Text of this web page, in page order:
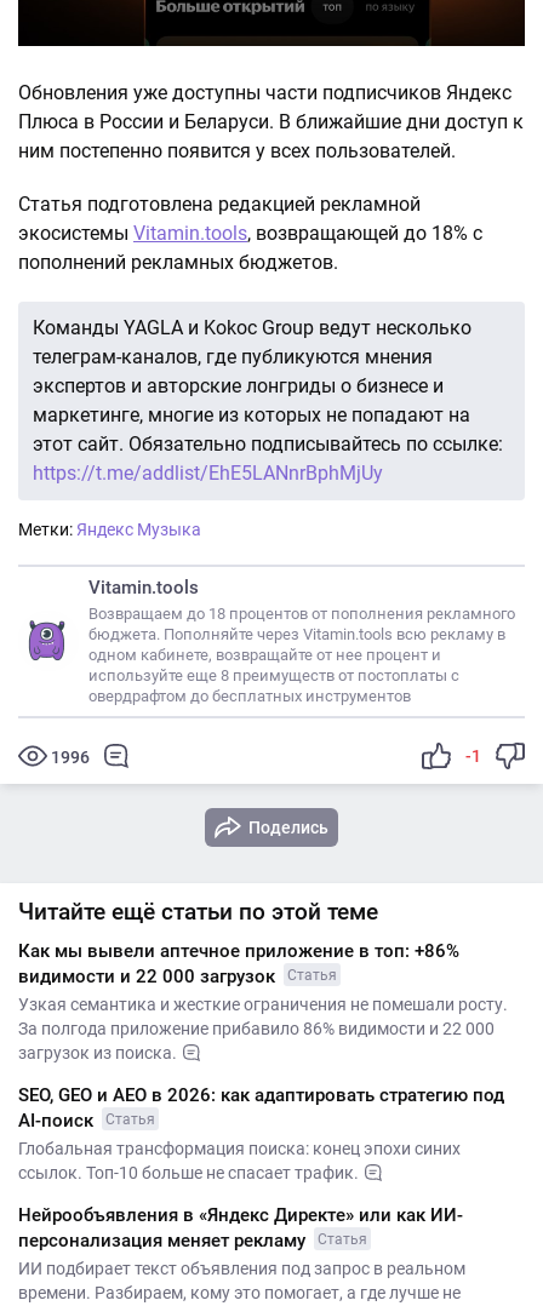
Обновления уже доступны части подписчиков Яндекс
Плюса в России и Беларуси. В ближайшие дни доступ к
ним постепенно появится у всех пользователей.
Статья подготовлена редакцией рекламной
экосистемы Vitamin.tools, возвращающей до 18% с
пополнений рекламных бюджетов.
Команды YAGLA и Kokoc Group ведут несколько
телеграм-каналов, где публикуются мнения
экспертов и авторские лонгриды о бизнесе и
маркетинге, многие из которых не попадают на
этот сайт. Обязательно подписывайтесь по ссылке:
https://t.me/addlist/EhE5LANnrBphMjUy
Метки: Яндекс Музыка
Vitamin.tools
Возвращаем до 18 процентов от пополнения рекламного
бюджета. Пополняйте через Vitamin.tools всю рекламу в
одном кабинете, возвращайте от нее процент и
используйте еще 8 преимуществ от постоплаты с
овердрафтом до бесплатных инструментов
1996 -1
Поделись
Читайте ещё статьи по этой теме
Как мы вывели аптечное приложение в топ: +86%
видимости и 22 000 загрузок
Статья
Узкая семантика и жесткие ограничения не помешали росту.
За полгода приложение прибавило 86% видимости и 22 000
загрузок из поиска.
SEO, GEO и AEO в 2026: как адаптировать стратегию под
AI-поиск
Статья
Глобальная трансформация поиска: конец эпохи синих
ссылок. Топ-10 больше не спасает трафик.
Нейрообъявления в «Яндекс Директе» или как ИИ-
персонализация меняет рекламу
Статья
ИИ подбирает текст объявления под запрос в реальном
времени. Разбираем, кому это помогает, а где лучше не